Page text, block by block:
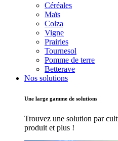
Céréales
Maïs
Colza
Vigne
Prairies
Tournesol
Pomme de terre
Betterave
Nos solutions
Une large gamme de solutions
Trouvez une solution par
produit et plus !